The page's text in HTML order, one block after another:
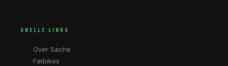
SNELLE LINKS
Over Sache
Fatbikes